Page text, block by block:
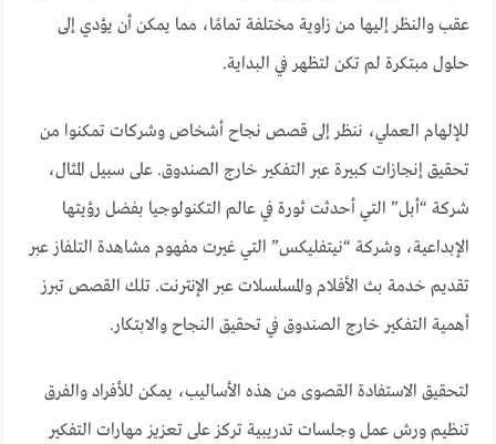
عقب والنظر إليها من زاوية مختلفة تمامًا، مما يمكن أن يؤدي إلى
حلول مبتكرة لم تكن لتظهر في البداية.
للإلهام العملي، ننظر إلى قصص نجاح أشخاص وشركات تمكنوا من
تحقيق إنجازات كبيرة عبر التفكير خارج الصندوق. على سبيل المثال،
شركة “أبل” التي أحدثت ثورة في عالم التكنولوجيا بفضل رؤيتها
الإبداعية، وشركة “نيتفليكس” التي غيرت مفهوم مشاهدة التلفاز عبر
تقديم خدمة بث الأفلام والمسلسلات عبر الإنترنت. تلك القصص تبرز
أهمية التفكير خارج الصندوق في تحقيق النجاح والابتكار.
لتحقيق الاستفادة القصوى من هذه الأساليب، يمكن للأفراد والفرق
تنظيم ورش عمل وجلسات تدريبية تركز على تعزيز مهارات التفكير